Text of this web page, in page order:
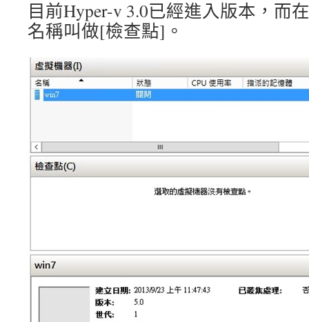
目前Hyper-v 3.0已經進入版本，而
名稱叫做[檢查點]。